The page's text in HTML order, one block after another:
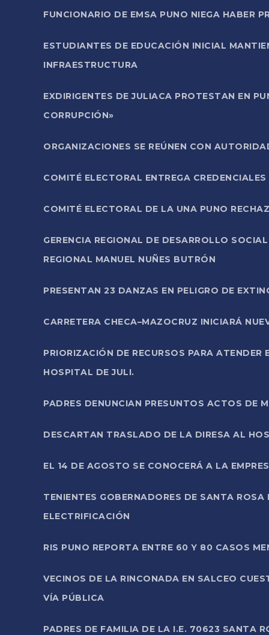
FUNCIONARIO DE EMSA PUNO NIEGA HABER
ESTUDIANTES DE EDUCACIÓN INICIAL
INFRAESTRUCTURA
EXDIRIGENTES DE JULIACA PROTESTAN EN
CORRUPCIÓN»
ORGANIZACIONES SE REÚNEN CON
COMITÉ ELECTORAL ENTREGA
COMITÉ ELECTORAL DE LA UNA PUNO
GERENCIA REGIONAL DE DESARROLLO
REGIONAL MANUEL NUÑES BUTRÓN
PRESENTAN 23 DANZAS EN PELIGRO DE
CARRETERA CHECA–MAZOCRUZ INICIARÁ
PRIORIZACIÓN DE RECURSOS PARA
HOSPITAL DE JULI.
PADRES DENUNCIAN PRESUNTOS ACTOS DE
DESCARTAN TRASLADO DE LA DIRESA AL
EL 14 DE AGOSTO SE CONOCERÁ A LA
TENIENTES GOBERNADORES DE SANTA
ELECTRIFICACIÓN
RIS PUNO REPORTA ENTRE 60 Y 80 CASOS
VECINOS DE LA RINCONADA EN SALCEO
VÍA PÚBLICA
PADRES DE FAMILIA DE LA I.E. 70623 SANTA